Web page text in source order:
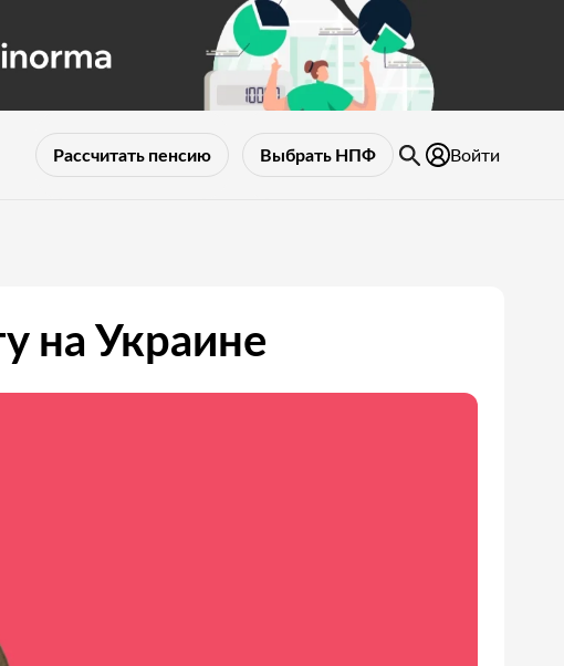
Рассчитать пенсию Выбрать НПФ Войти
на Украине